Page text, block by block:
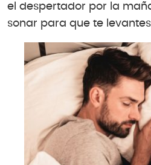
el despertador por la
sonar para que te